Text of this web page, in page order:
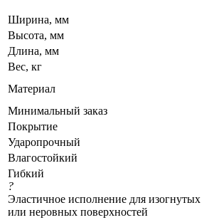
Ширина, мм
Высота, мм
Длина, мм
Вес, кг
Материал
Минимальный заказ
Покрытие
Ударопрочный
Влагостойкий
Гибкий
?
Эластичное исполнение для изогнутых
или неровных поверхностей